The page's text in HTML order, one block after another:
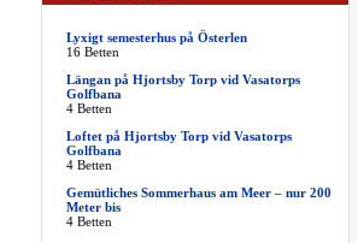
Lyxigt semesterhus på Österlen
16 Betten
Längan på Hjortsby Torp vid Vasatorps
Golfbana
4 Betten
Loftet på Hjortsby Torp vid Vasatorps
Golfbana
4 Betten
Gemütliches Sommerhaus am Meer – nur 200
Meter bis
4 Betten